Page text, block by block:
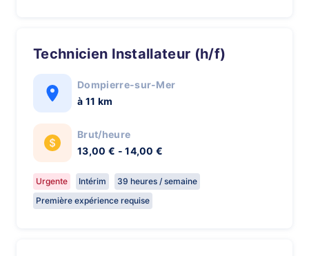
Technicien Installateur (h/f)
Dompierre-sur-Mer
à 11 km
Brut/heure
13,00 € - 14,00 €
Urgente Intérim
39 heures / semaine
Première expérience requise